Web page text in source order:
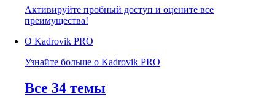
Активируйте пробный доступ и оцените все
преимущества!
О Kadrovik PRO
Узнайте больше о Kadrovik PRO
Все 34 темы